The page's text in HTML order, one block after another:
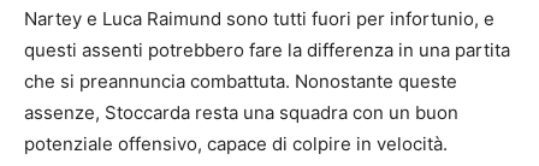
Nartey e Luca Raimund sono tutti fuori per infortunio, e
questi assenti potrebbero fare la differenza in una partita
che si preannuncia combattuta. Nonostante queste
assenze, Stoccarda resta una squadra con un buon
potenziale offensivo, capace di colpire in velocità.